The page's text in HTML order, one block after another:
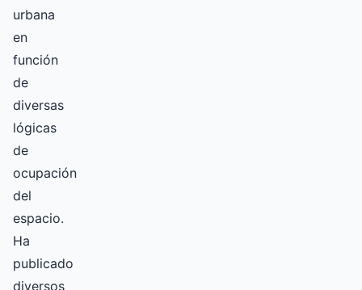
urbana
en
función
de
diversas
lógicas
de
ocupación
del
espacio.
Ha
publicado
diversos